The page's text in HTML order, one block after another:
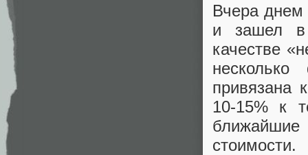
Вчера
и зашел в
качестве
привязана
10-15% к
стоимости.